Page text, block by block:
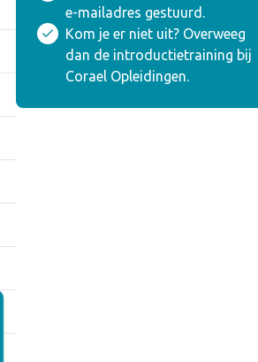
e-mailadres gestuurd.
Kom je er niet uit? Overweeg
dan de introductietraining bij
Corael Opleidingen.